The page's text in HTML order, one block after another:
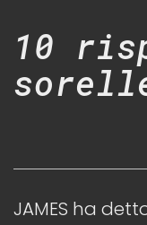
10
JAMES ha